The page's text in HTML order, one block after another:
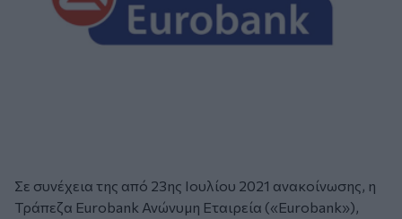
Σε συνέχεια της από 23ης Ιουλίου 2021 ανακοίνωσης, η
Τράπεζα Eurobank Ανώνυμη Εταιρεία («Eurobank»),